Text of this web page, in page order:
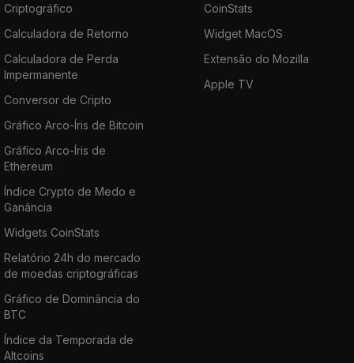
Criptográfico
Calculadora de Retorno
Calculadora de Perda
Impermanente
Conversor de Cripto
Gráfico Arco-Íris de Bitcoin
Gráfico Arco-Íris de
Ethereum
Índice Crypto de Medo e
Ganância
Widgets CoinStats
Relatório 24h do mercado
de moedas criptográficas
Gráfico de Dominância do
BTC
Índice da Temporada de
Altcoins
CoinStats
Widget MacOS
Extensão do Mozilla
Apple TV